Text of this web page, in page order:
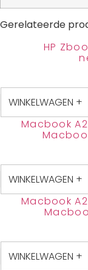
Gerelateerde
HP
WINKELWAGEN +
Macbook
WINKELWAGEN +
Macbook
WINKELWAGEN +